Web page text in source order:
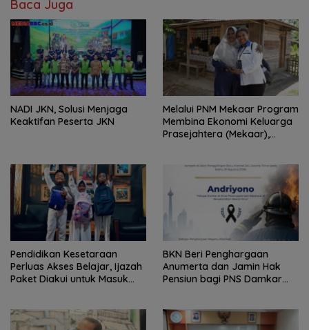
Baca Juga
NADI JKN, Solusi Menjaga
Keaktifan Peserta JKN
Melalui PNM Mekaar Program
Membina Ekonomi Keluarga
Prasejahtera (Mekaar),
Dijangkau
Pendidikan Kesetaraan
Perluas Akses Belajar, Ijazah
Paket Diakui untuk Masuk
BKN Beri Penghargaan
Anumerta dan Jamin Hak
Pensiun bagi PNS Damkar